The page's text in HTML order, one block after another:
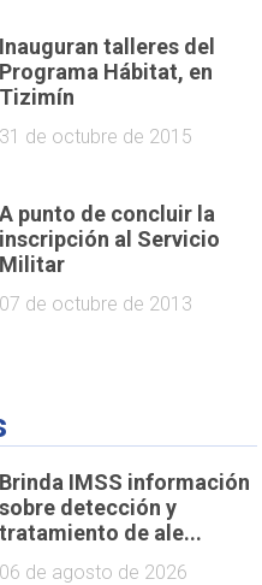
Inauguran talleres del
Programa Hábitat, en
Tizimín
31 de octubre de 2015
A punto de concluir la
inscripción al Servicio
Militar
07 de octubre de 2013
Brinda IMSS información
sobre detección y
tratamiento de ale...
06 de agosto de 2026